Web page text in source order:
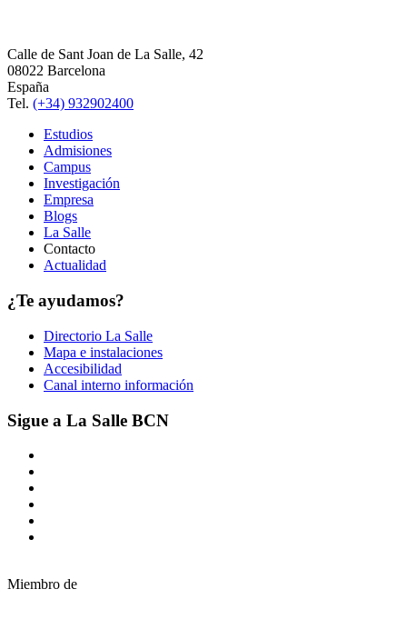
Calle de Sant Joan de La Salle, 42
08022 Barcelona
España
Tel. (+34) 932902400
Estudios
Admisiones
Campus
Investigación
Empresa
Blogs
La Salle
Contacto
Actualidad
¿Te ayudamos?
Directorio La Salle
Mapa e instalaciones
Accesibilidad
Canal interno información
Sigue a La Salle BCN
Miembro de